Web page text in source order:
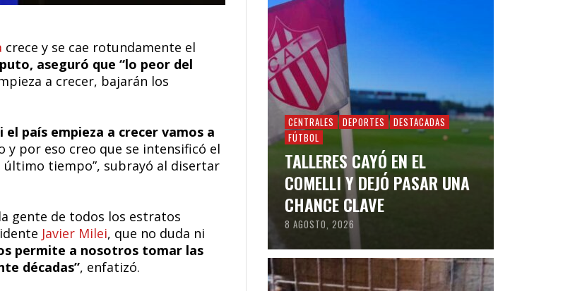
crece y se cae rotundamente el
aseguró que “lo peor del
a crecer, bajarán los
país empieza a crecer vamos a
y por eso creo que se intensificó el
tiempo”, subrayó al disertar
gente de todos los estratos
Javier Milei, que no duda ni
permite a nosotros tomar las
décadas”, enfatizó.
CENTRALES DEPORTES
DESTACADAS
FÚTBOL
TALLERES CAYÓ EN EL
COMELLI Y DEJÓ PASAR UNA
CHANCE CLAVE
8 AGOSTO, 2026